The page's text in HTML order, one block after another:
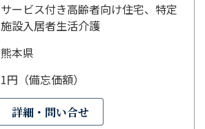
サービス付き高齢者向け住宅、特定
施設入居者生活介護
熊本県
1円（備忘価額）
詳細・問い合せ